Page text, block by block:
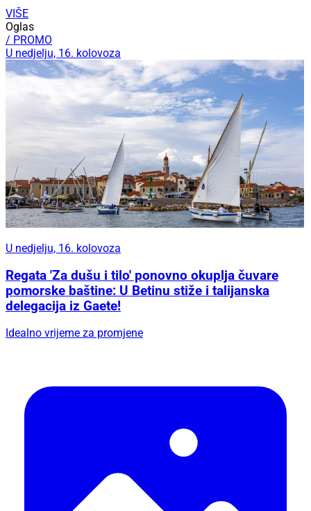
VIŠE
Oglas
/ PROMO
U nedjelju, 16. kolovoza
U nedjelju, 16. kolovoza
Regata 'Za dušu i tilo' ponovno okuplja čuvare
pomorske baštine: U Betinu stiže i talijanska
delegacija iz Gaete!
Idealno vrijeme za promjene